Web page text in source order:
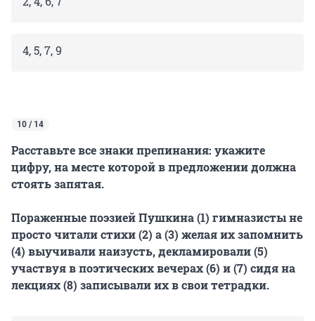
4, 5, 7, 9
10 / 14
Расставьте все знаки препинания: укажите
цифру, на месте которой в предложении должна
стоять запятая.
Пораженные поэзией Пушкина (1) гимназисты не
просто читали стихи (2) а (3) желая их запомнить
(4) выучивали наизусть, декламировали (5)
участвуя в поэтических вечерах (6) и (7) сидя на
лекциях (8) записывали их в свои тетрадки.